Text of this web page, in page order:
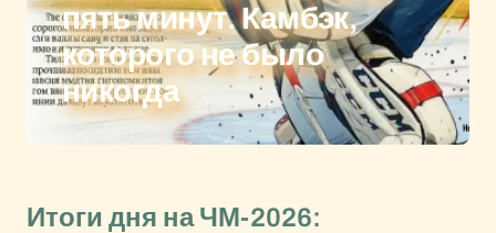
пять минут. Камбэк,
которого не было
никогда
Итоги дня на ЧМ-2026: